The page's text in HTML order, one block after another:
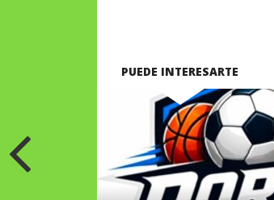
PUEDE INTERESARTE
LEER
MAS